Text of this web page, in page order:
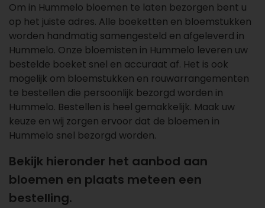
Om in Hummelo bloemen te laten bezorgen bent u
op het juiste adres. Alle boeketten en bloemstukken
worden handmatig samengesteld en afgeleverd in
Hummelo. Onze bloemisten in Hummelo leveren uw
bestelde boeket snel en accuraat af. Het is ook
mogelijk om bloemstukken en rouwarrangementen
te bestellen die persoonlijk bezorgd worden in
Hummelo. Bestellen is heel gemakkelijk. Maak uw
keuze en wij zorgen ervoor dat de bloemen in
Hummelo snel bezorgd worden.
Bekijk hieronder het aanbod aan
bloemen en plaats meteen een
bestelling.